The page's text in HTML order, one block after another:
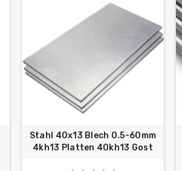
Stahl 40x13 Blech 0.5-60mm
4kh13 Platten 40kh13 Gost